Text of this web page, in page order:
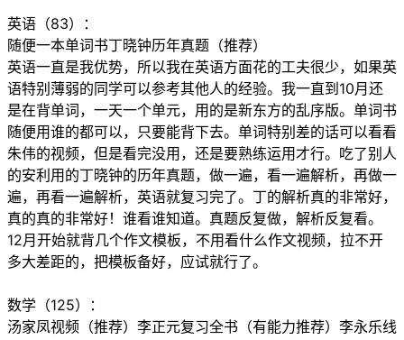
英语（83）：
随便一本单词书丁晓钟历年真题（推荐）
英语一直是我优势，所以我在英语方面花的工夫很少，如果英
语特别薄弱的同学可以参考其他人的经验。我一直到10月还
是在背单词，一天一个单元，用的是新东方的乱序版。单词书
随便用谁的都可以，只要能背下去。单词特别差的话可以看看
朱伟的视频，但是看完没用，还是要熟练运用才行。吃了别人
的安利用的丁晓钟的历年真题，做一遍，看一遍解析，再做一
遍，再看一遍解析，英语就复习完了。丁的解析真的非常好，
真的真的非常好！谁看谁知道。真题反复做，解析反复看。
12月开始就背几个作文模板，不用看什么作文视频，拉不开
多大差距的，把模板备好，应试就行了。
数学（125）：
汤家凤视频（推荐）李正元复习全书（有能力推荐）李永乐线